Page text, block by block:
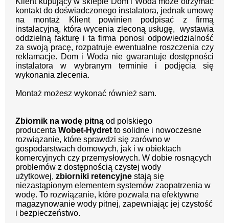
kontakt do doświadczonego instalatora, jednak umowę
na montaż Klient powinien podpisać z firmą
instalacyjną, która wycenia zleconą usługę, wystawia
oddzielną fakturę i ta firma ponosi odpowiedzialność
za swoją pracę, rozpatruje ewentualne roszczenia czy
reklamacje. Dom i Woda nie gwarantuje dostępności
instalatora w wybranym terminie i podjęcia się
wykonania zlecenia.
Montaż możesz wykonać również sam.
Zbiornik na wodę pitną od polskiego
producenta Wobet-Hydretto solidne i nowoczesne
rozwiązanie, które sprawdzi się zarówno w
gospodarstwach domowych, jak i w obiektach
komercyjnych czy przemysłowych. W dobie rosnących
problemów z dostępnością czystej wody
użytkowej, zbiorniki retencyjne stają się
niezastąpionym elementem systemów zaopatrzenia w
wodę. To rozwiązanie, które pozwala na efektywne
magazynowanie wody pitnej, zapewniając jej czystość
i bezpieczeństwo.